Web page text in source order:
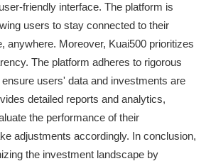
friendly interface. The platform is
users to stay connected to their
anywhere. Moreover, Kuai500 prioritizes
The platform adheres to rigorous
users' data and investments are
detailed reports and analytics,
the performance of their
adjustments accordingly. In conclusion,
the investment landscape by